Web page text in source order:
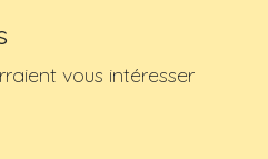
vous intéresser